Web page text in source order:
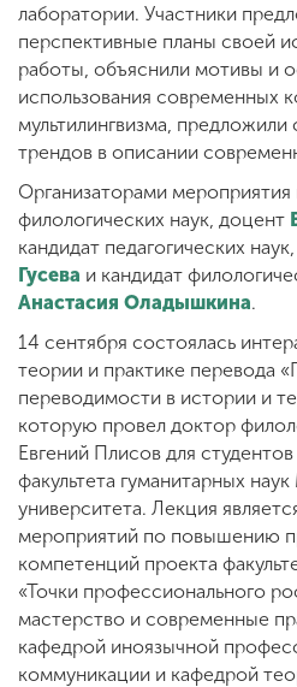
лаборатории. Участники
перспективные планы своей
работы, объяснили мотивы и
использования современных
мультилингвизма,
трендов в описании
Организаторами
филологических наук, доцент
кандидат педагогических
Гусева и кандидат
Анастасия Оладышкина.
14 сентября состоялась
теории и практике перевода
переводимости в истории и
которую провел доктор
Евгений Плисов для
факультета гуманитарных
университета. Лекция
мероприятий по повышению
компетенций проекта
«Точки профессионального
мастерство и современные
кафедрой иноязычной
коммуникации и кафедрой